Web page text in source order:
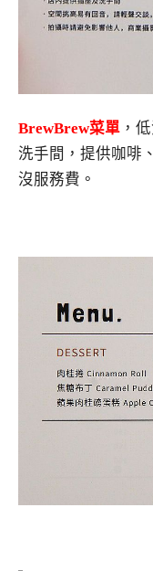
BrewBrew菜單 ，
洗手間，提供咖啡
沒服務費。